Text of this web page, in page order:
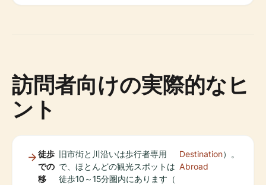
訪問者向けの実際的なヒ
ント
徒歩
での
移
旧市街と川沿いは歩行者専用
で、ほとんどの観光スポットは
徒歩10～15分圏内にあります（
Destination
Abroad
）。